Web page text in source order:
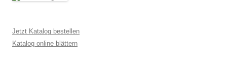
Jetzt Katalog bestellen
Katalog online blättern